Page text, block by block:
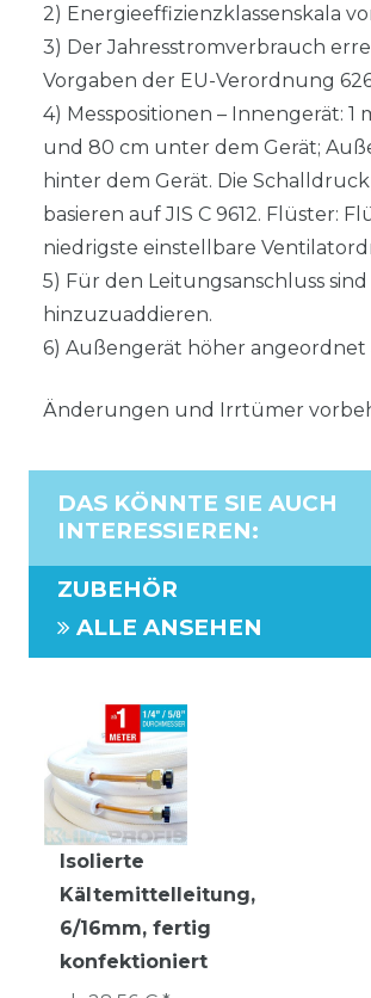
2) Energieeffizienzklassenskala
3) Der Jahresstromverbrauch
Vorgaben der EU-Verordnung
4) Messpositionen – Innengerät:
und 80 cm unter dem Gerät;
hinter dem Gerät. Die
basieren auf JIS C 9612. Flüster:
niedrigste einstellbare
5) Für den Leitungsanschluss
hinzuzuaddieren.
6) Außengerät höher angeordnet
Änderungen und Irrtümer
DAS KÖNNTE SIE AUCH
INTERESSIEREN:
ZUBEHÖR
ALLE ANSEHEN
Isolierte
Kältemittelleitung,
6/16mm, fertig
konfektioniert